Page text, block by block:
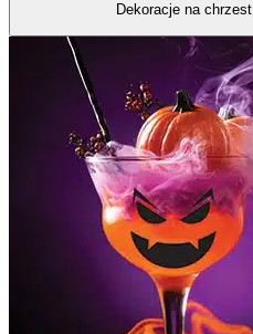
Dekoracje na chrzest